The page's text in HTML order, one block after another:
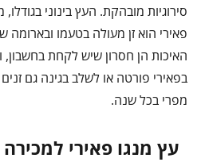
פאירי הוא זן מעולה בטעמו ובארומה
האיכות הן חסרון שיש לקחת בחשבון,
בפאירי פורטה או לשלב בגינה גם
מפרי בכל שנה.
עץ מנגו פאירי למכירה